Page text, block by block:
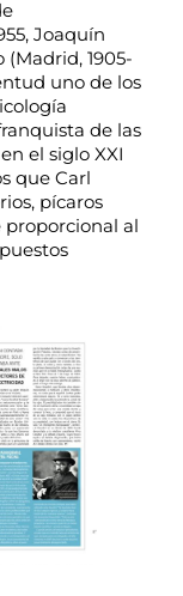
Joaquín
1905-
uno de los
de las
el siglo XXI
que Carl
pícaros
al